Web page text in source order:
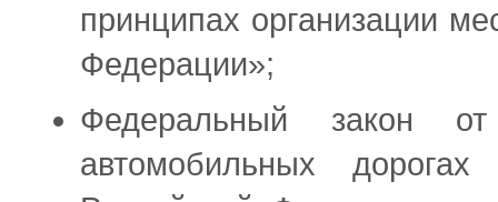
принципах организации
Федерации»;
Федеральный
автомобильных